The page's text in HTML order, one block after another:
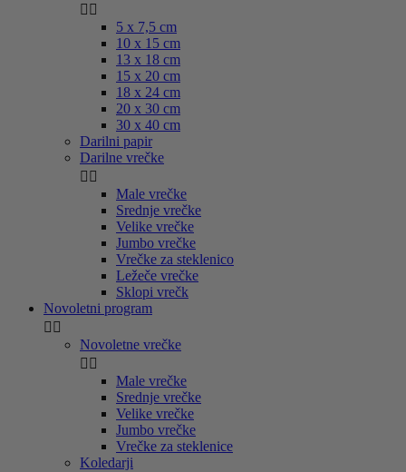
 
5 x 7,5 cm
10 x 15 cm
13 x 18 cm
15 x 20 cm
18 x 24 cm
20 x 30 cm
30 x 40 cm
Darilni papir
Darilne vrečke
 
Male vrečke
Srednje vrečke
Velike vrečke
Jumbo vrečke
Vrečke za steklenico
Ležeče vrečke
Sklopi vrečk
Novoletni program
 
Novoletne vrečke
 
Male vrečke
Srednje vrečke
Velike vrečke
Jumbo vrečke
Vrečke za steklenice
Koledarji